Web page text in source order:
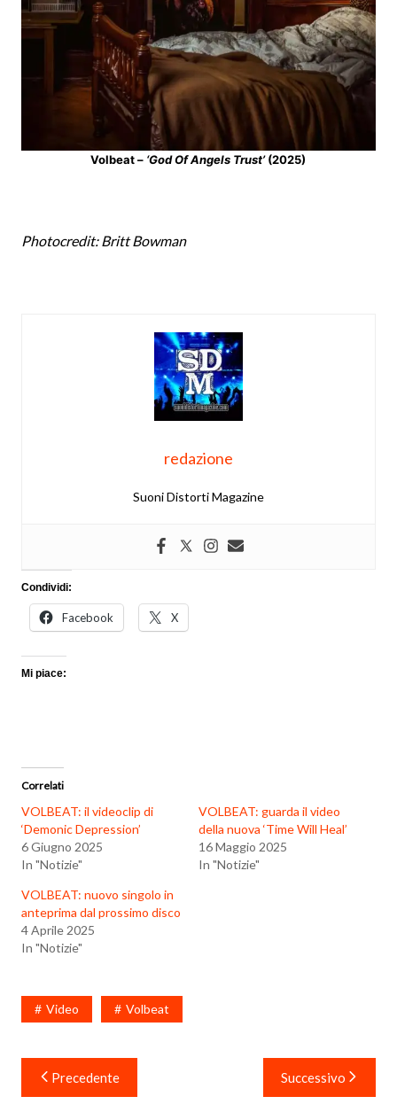
Volbeat – ‘God Of Angels Trust’(2025)
Photocredit: Britt Bowman
redazione
Suoni Distorti Magazine
Condividi:
Facebook X
Mi piace:
Correlati
VOLBEAT: il videoclip di
‘Demonic Depression’
6 Giugno 2025
In "Notizie"
VOLBEAT: guarda il video
della nuova ‘Time Will Heal’
16 Maggio 2025
In "Notizie"
VOLBEAT: nuovo singolo in
anteprima dal prossimo disco
4 Aprile 2025
In "Notizie"
Video Volbeat
Navigazione
articoli
Precedente Successivo